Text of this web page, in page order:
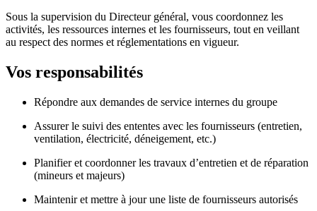
Sous la supervision du Directeur général, vous coordonnez les
activités, les ressources internes et les fournisseurs, tout en veillant
au respect des normes et réglementations en vigueur.
Vos responsabilités
Répondre aux demandes de service internes du groupe
Assurer le suivi des ententes avec les fournisseurs (entretien,
ventilation, électricité, déneigement, etc.)
Planifier et coordonner les travaux d’entretien et de réparation
(mineurs et majeurs)
Maintenir et mettre à jour une liste de fournisseurs autorisés